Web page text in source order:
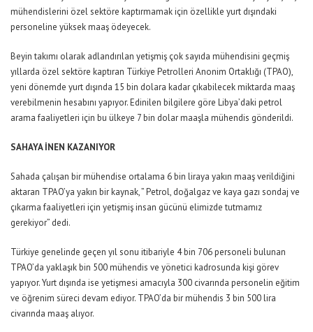
mühendislerini özel sektöre kaptırmamak için özellikle yurt dışındaki
personeline yüksek maaş ödeyecek.
Beyin takımı olarak adlandırılan yetişmiş çok sayıda mühendisini geçmiş
yıllarda özel sektöre kaptıran Türkiye Petrolleri Anonim Ortaklığı (TPAO),
yeni dönemde yurt dışında 15 bin dolara kadar çıkabilecek miktarda maaş
verebilmenin hesabını yapıyor. Edinilen bilgilere göre Libya’daki petrol
arama faaliyetleri için bu ülkeye 7 bin dolar maaşla mühendis gönderildi.
SAHAYA İNEN KAZANIYOR
Sahada çalışan bir mühendise ortalama 6 bin liraya yakın maaş verildiğini
aktaran TPAO’ya yakın bir kaynak, ” Petrol, doğalgaz ve kaya gazı sondaj ve
çıkarma faaliyetleri için yetişmiş insan gücünü elimizde tutmamız
gerekiyor” dedi.
Türkiye genelinde geçen yıl sonu itibariyle 4 bin 706 personeli bulunan
TPAO’da yaklaşık bin 500 mühendis ve yönetici kadrosunda kişi görev
yapıyor. Yurt dışında ise yetişmesi amacıyla 300 civarında personelin eğitim
ve öğrenim süreci devam ediyor. TPAO’da bir mühendis 3 bin 500 lira
civarında maaş alıyor.